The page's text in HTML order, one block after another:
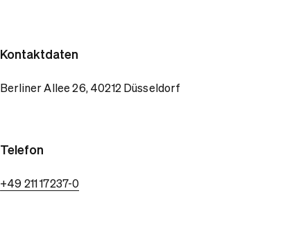
Kontaktdaten
Berliner Allee 26, 40212 Düsseldorf
Telefon
+49 211 17237-0